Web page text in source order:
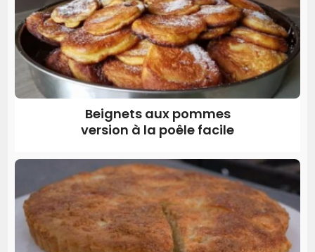
Beignets aux pommes
version à la poêle facile